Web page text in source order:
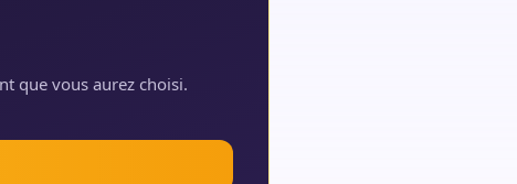
que vous aurez choisi.